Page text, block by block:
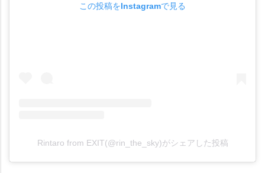
この投稿をInstagramで見る
Rintaro from EXIT(@rin_the_sky)がシェアした投稿